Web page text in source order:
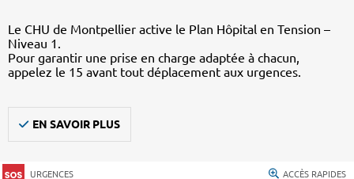
Le CHU de Montpellier active le Plan Hôpital en Tension –
Niveau 1.
Pour garantir une prise en charge adaptée à chacun,
appelez le 15 avant tout déplacement aux urgences.
EN SAVOIR PLUS
URGENCES ACCÈS RAPIDES